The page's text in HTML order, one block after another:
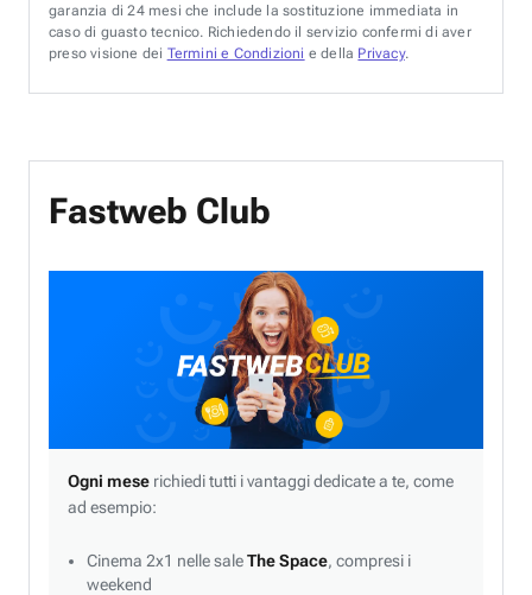
garanzia di 24 mesi che include la sostituzione immediata in
caso di guasto tecnico. Richiedendo il servizio confermi di aver
preso visione dei Termini e Condizioni e della Privacy.
Fastweb Club
Ogni mese richiedi tutti i vantaggi dedicate a te, come
ad esempio:
Cinema 2x1 nelle saleThe Space, compresi i
weekend